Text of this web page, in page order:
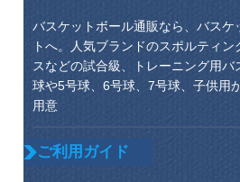
バスケットボール通販なら、バスケ
トへ。人気ブランドのスポルティ
スなどの試合級、トレーニング用バ
球や5号球、6号球、7号球、子供用
用意
ご利用ガイド